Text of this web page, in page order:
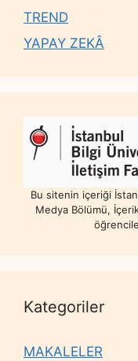
TREND
YAPAY ZEKÂ
Bu sitenin içeriği
Medya Bölümü,
Kategoriler
MAKALELER